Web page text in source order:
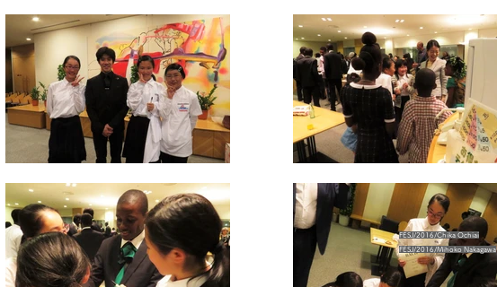
FESJ/2016/Chika Ochiai
FESJ/2016/Mihoko Nakagawa